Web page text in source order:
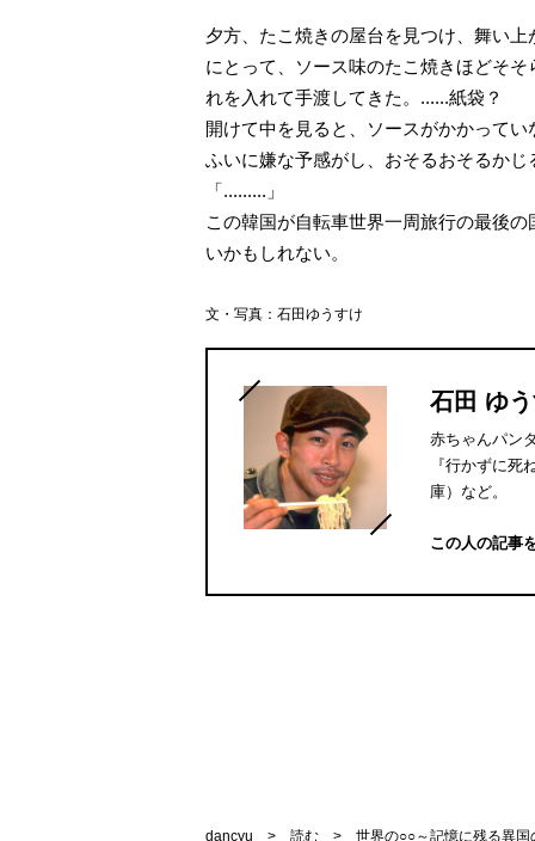
夕方、たこ焼きの屋台を見つけ、舞い
にとって、ソース味のたこ焼きほどそ
れを入れて手渡してきた。......紙袋？
開けて中を見ると、ソースがかかって
ふいに嫌な予感がし、おそるおそるかじ
「.........」
この韓国が自転車世界一周旅行の最後
いかもしれない。
文・写真：石田ゆうすけ
石田 ゆ
赤ちゃんパン
『行かずに
庫）など。
この人の記事
dancyu 読む 世界の○○～記憶に残る異国